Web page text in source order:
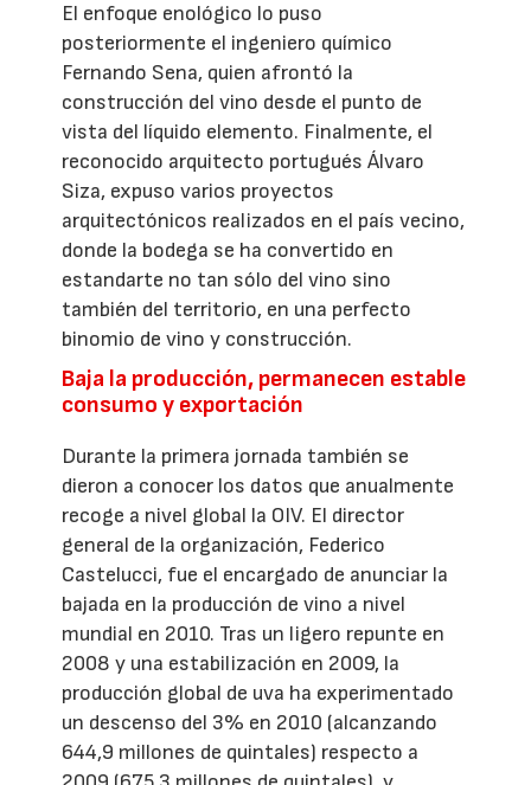
El enfoque enológico lo puso
posteriormente el ingeniero químico
Fernando Sena, quien afrontó la
construcción del vino desde el punto de
vista del líquido elemento. Finalmente, el
reconocido arquitecto portugués Álvaro
Siza, expuso varios proyectos
arquitectónicos realizados en el país vecino,
donde la bodega se ha convertido en
estandarte no tan sólo del vino sino
también del territorio, en una perfecto
binomio de vino y construcción.
Baja la producción, permanecen estable
consumo y exportación
Durante la primera jornada también se
dieron a conocer los datos que anualmente
recoge a nivel global la OIV. El director
general de la organización, Federico
Castelucci, fue el encargado de anunciar la
bajada en la producción de vino a nivel
mundial en 2010. Tras un ligero repunte en
2008 y una estabilización en 2009, la
producción global de uva ha experimentado
un descenso del 3% en 2010 (alcanzando
644,9 millones de quintales) respecto a